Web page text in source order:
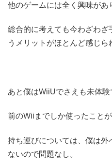
他のゲームには全く興味があ
総合的に考えても今わざわ
うメリットがほとんど感じら
あと僕はWiiUでさえも未体験
前のWiiまでしか使ったことが
持ち運びについては、僕は外
ないので問題なし。